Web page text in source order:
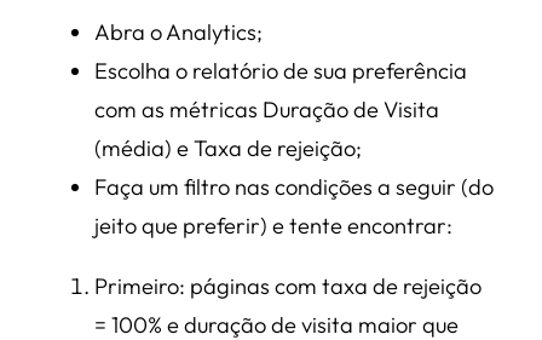
Abra o Analytics;
Escolha o relatório de sua preferência
com as métricas Duração de Visita
(média) e Taxa de rejeição;
Faça um filtro nas condições a seguir (do
jeito que preferir) e tente encontrar:
Primeiro: páginas com taxa de rejeição
= 100% e duração de visita maior que